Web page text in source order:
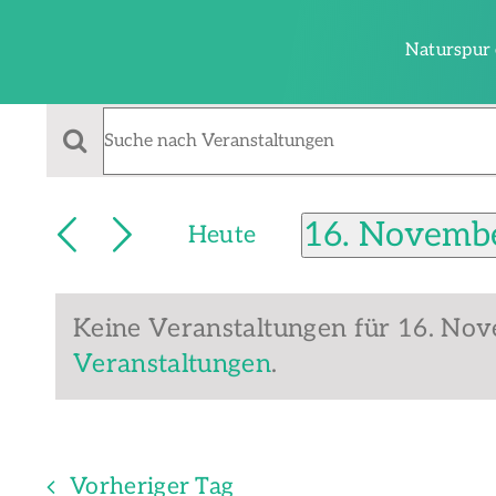
Naturspur
für
16.
November
Keine Veranstaltungen für 16.
Veranstaltungen.
Veranstaltungen
und
Navigation
Bitte
Schlüsselwort
Suche
Veranstaltungen
Schlüsselwort.
Heute
16.
wählen.
Vorheriger Tag